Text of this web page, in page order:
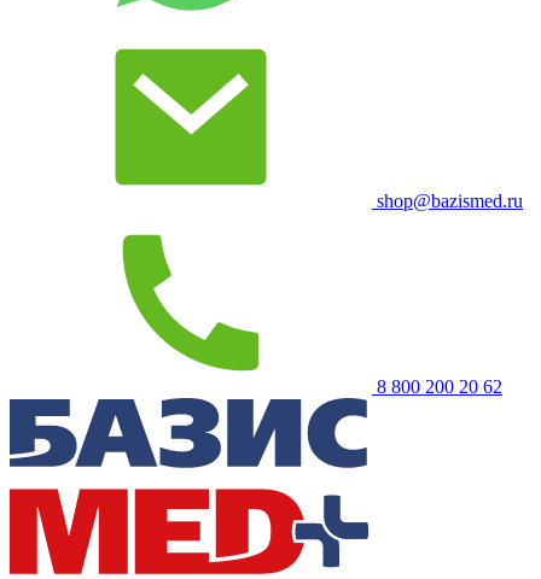
shop@bazismed.ru
8 800 200 20 62